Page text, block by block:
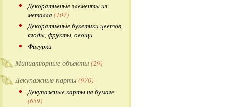
Декоративные элементы из
металла (107)
Декоративные букетики цветов,
ягоды, фрукты, овощи
Фигурки
Миниатюрные объекты (29)
Декупажные карты (970)
Декупажные карты на бумаге
(659)